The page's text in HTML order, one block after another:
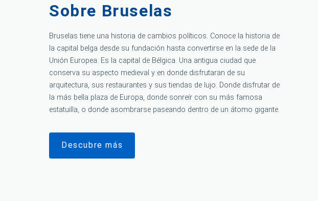
Sobre Bruselas
Bruselas tiene una historia de cambios políticos. Conoce la historia de
la capital belga desde su fundación hasta convertirse en la sede de la
Unión Europea. Es la capital de Bélgica. Una antigua ciudad que
conserva su aspecto medieval y en donde disfrutaran de su
arquitectura, sus restaurantes y sus tiendas de lujo. Donde disfrutar de
la más bella plaza de Europa, donde sonreír con su más famosa
estatuilla, o donde asombrarse paseando dentro de un átomo gigante.
Descubre más